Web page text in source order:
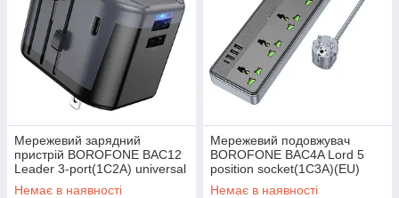
Мережевий зарядний
пристрій BOROFONE BAC12
Leader 3-port(1C2A) universal
conversion charger Black
Немає в наявності
Мережевий подовжувач
BOROFONE BAC4A Lord 5
position socket(1C3A)(EU)
Black
Немає в наявності